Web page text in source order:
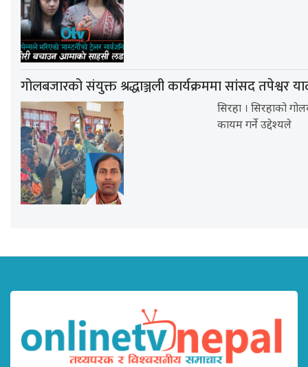
गोलबजारको संयुक्त श्रद्धाञ्जली कार्यक्रममा सांसद तपेश्वर
सिरहा । सिरहाको
कायम गर्ने उद्देश्यले